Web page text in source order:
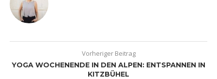
Vorheriger Beitrag
YOGA WOCHENENDE IN DEN ALPEN: ENTSPANNEN IN
KITZBÜHEL